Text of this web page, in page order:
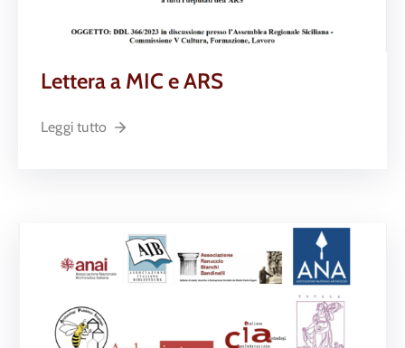
Lettera a MIC e ARS
Leggi tutto